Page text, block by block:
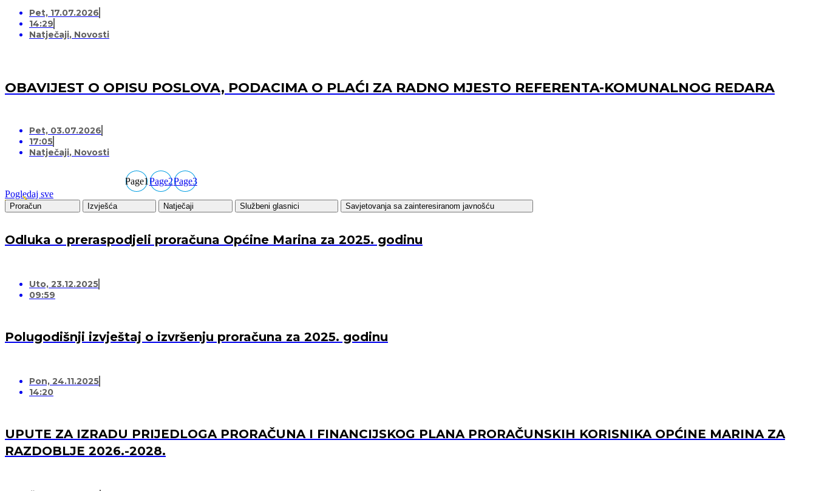
Pet, 17.07.2026
14:29
Natječaji, Novosti
OBAVIJEST O OPISU POSLOVA, PODACIMA O PLAĆI ZA RADNO MJESTO REFERENTA-KOMUNALNOG REDARA
Pet, 03.07.2026
17:05
Natječaji, Novosti
Page1Page2Page3
Pogledaj sve
Proračun Izvješća Natječaji Službeni glasnici Savjetovanja sa zainteresiranom javnošću
Odluka o preraspodjeli proračuna Općine Marina za 2025. godinu
Uto, 23.12.2025
09:59
Polugodišnji izvještaj o izvršenju proračuna za 2025. godinu
Pon, 24.11.2025
14:20
UPUTE ZA IZRADU PRIJEDLOGA PRORAČUNA I FINANCIJSKOG PLANA PRORAČUNSKIH KORISNIKA OPĆINE MARINA ZA
RAZDOBLJE 2026.-2028.